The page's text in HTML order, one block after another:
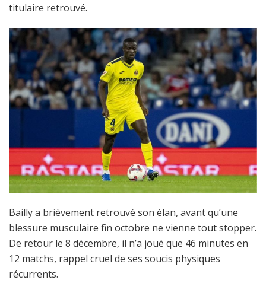
titulaire retrouvé.
Bailly a brièvement retrouvé son élan, avant qu’une
blessure musculaire fin octobre ne vienne tout stopper.
De retour le 8 décembre, il n’a joué que 46 minutes en
12 matchs, rappel cruel de ses soucis physiques
récurrents.